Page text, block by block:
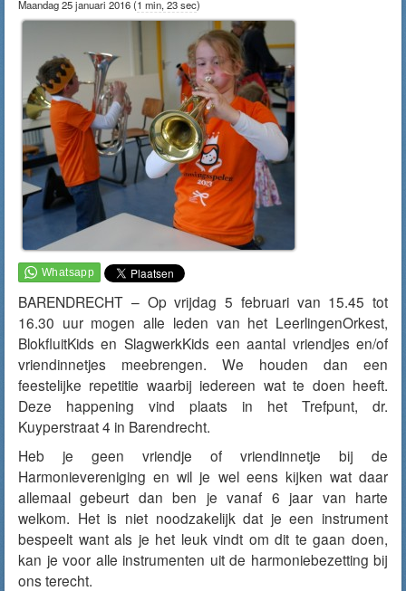
Maandag 25 januari 2016(1 min, 23 sec)
BARENDRECHT – Op vrijdag 5 februari van 15.45 tot
16.30 uur mogen alle leden van het LeerlingenOrkest,
BlokfluitKids en SlagwerkKids een aantal vriendjes en/of
vriendinnetjes meebrengen. We houden dan een
feestelijke repetitie waarbij iedereen wat te doen heeft.
Deze happening vind plaats in het Trefpunt, dr.
Kuyperstraat 4 in Barendrecht.
Heb je geen vriendje of vriendinnetje bij de
Harmonievereniging en wil je wel eens kijken wat daar
allemaal gebeurt dan ben je vanaf 6 jaar van harte
welkom. Het is niet noodzakelijk dat je een instrument
bespeelt want als je het leuk vindt om dit te gaan doen,
kan je voor alle instrumenten uit de harmoniebezetting bij
ons terecht.